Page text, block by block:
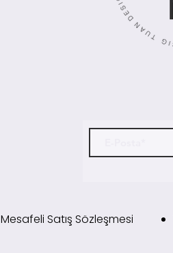
Mesafeli Satış Sözleşmesi